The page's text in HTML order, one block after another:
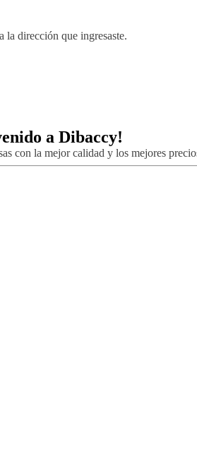
la dirección que ingresaste.
a Dibaccy!
con la mejor calidad y los mejores